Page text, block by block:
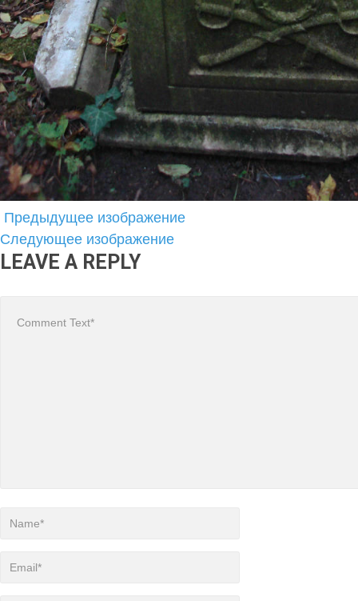
Предыдущее изображение
Следующее изображение
LEAVE A REPLY